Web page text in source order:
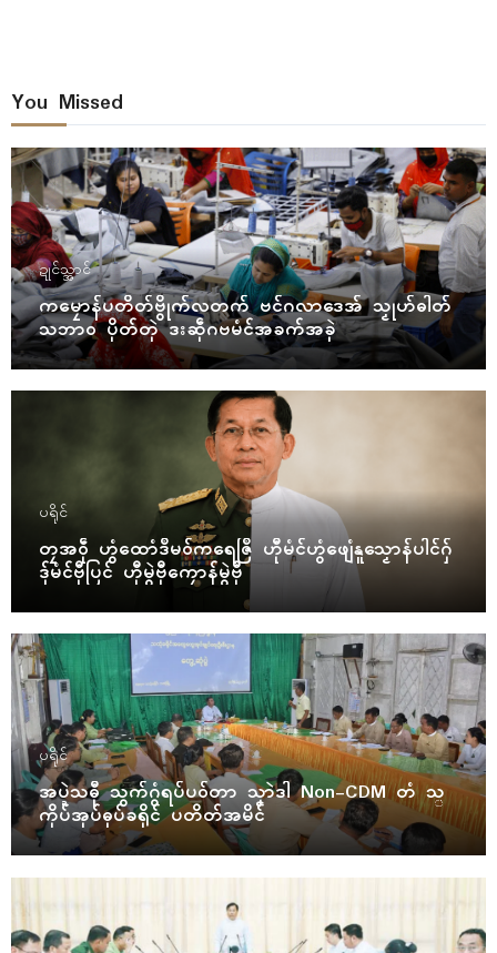
You Missed
ဍုၚ်သ္အာၚ်
ကမၠောန်ပတိတ်ဗွိုက်လတက် ဗင်ဂလာဒေအ် သၟုဟ်ဓါတ်
သဘာဝ ပိုတ်တုဲ ဒးဆဵုဂဗမံၚ်အခက်အခုဲ
ပရိုၚ်
တၠအဝဵု ဟွံထောံဒဳမဝ်ကရေဇြဳ ဟီုမံၚ်ဟွံဖျေံနူသၟောန်ပါၚ်ဂှ်
ဒှ်မံၚ်ဗီုပြၚ် ဟီုမွဲဗီုကၠောန်မွဲဗီု
ပရိုၚ်
အပ္ဍဲသဓီု သွက်ဂွံရပ်ပဝ်တာ သၞာဲဒါ Non-CDM တံ သ္
ကိုပ်အုပ်ဓုပ်ခရိုၚ် ပတိတ်အမိၚ်